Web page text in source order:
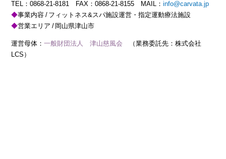
TEL：0868-21-8181 FAX：0868-21-8155 MAIL：info@carvata.jp
事業内容
フィットネス&スパ施設運営・指定運動療法施設
営業エリア
岡山県津山市
運営母体：一般財団法人 津山慈風会
（業務委託先：株式会社
LCS）